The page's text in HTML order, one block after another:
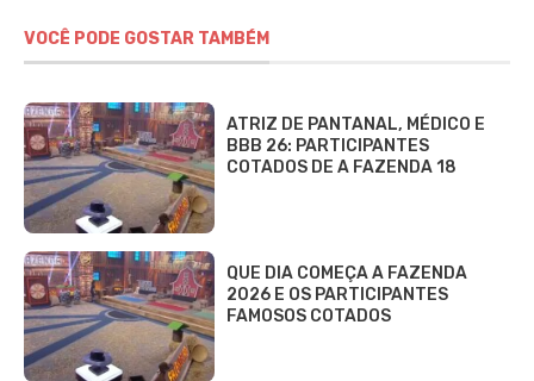
VOCÊ PODE GOSTAR TAMBÉM
ATRIZ DE PANTANAL, MÉDICO E
BBB 26: PARTICIPANTES
COTADOS DE A FAZENDA 18
QUE DIA COMEÇA A FAZENDA
2026 E OS PARTICIPANTES
FAMOSOS COTADOS